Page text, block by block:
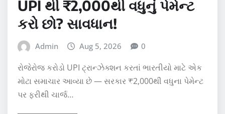
UPI થી ₹2,000થી વધુનું પેમેન્ટ
કરો છો? સાવધાન!
Admin Aug 5, 2026 0
રોજેરોજ કરોડો UPI ટ્રાન્ઝેક્શન કરતાં ભારતીયો માટે એક
મોટા સમાચાર આવ્યા છે — સરકાર ₹2,000થી વધુના પેમેન્ટ
પર ફરીથી ચાર્જ…